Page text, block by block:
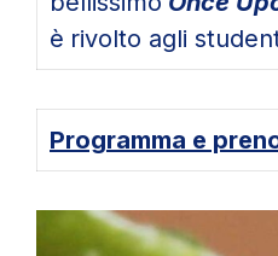
è rivolto agli
Programma e